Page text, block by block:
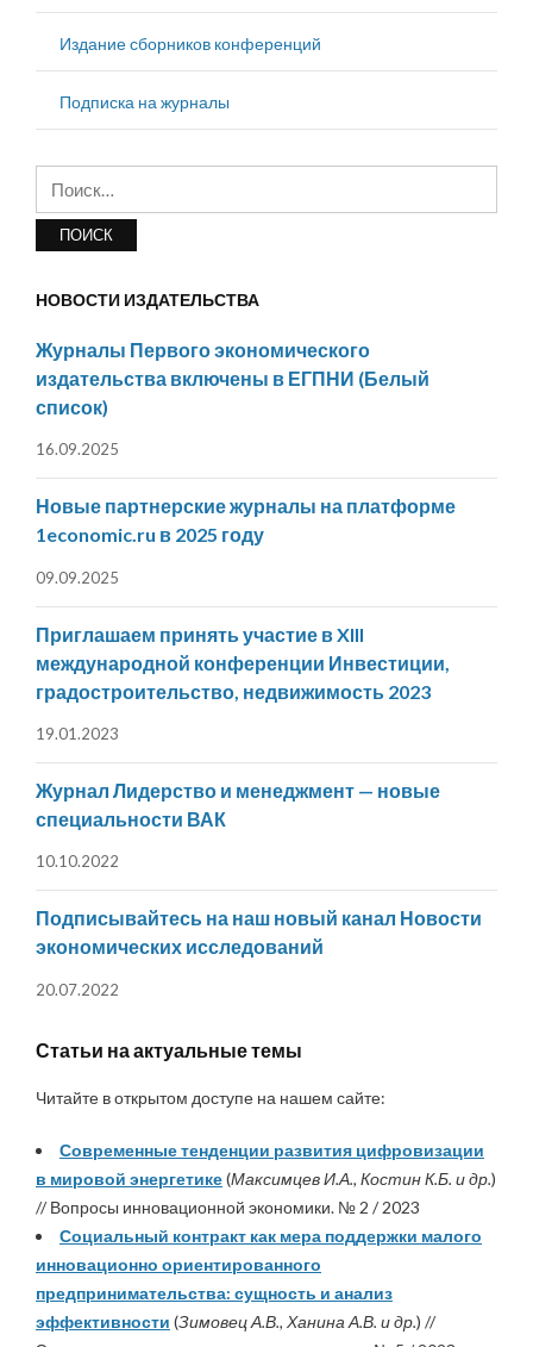
Издание сборников конференций
Подписка на журналы
НОВОСТИ ИЗДАТЕЛЬСТВА
Журналы Первого экономического
издательства включены в ЕГПНИ (Белый
список)
16.09.2025
Новые партнерские журналы на платформе
1economic.ru в 2025 году
09.09.2025
Приглашаем принять участие в XIII
международной конференции Инвестиции,
градостроительство, недвижимость 2023
19.01.2023
Журнал Лидерство и менеджмент — новые
специальности ВАК
10.10.2022
Подписывайтесь на наш новый канал Новости
экономических исследований
20.07.2022
Статьи на актуальные темы
Читайте в открытом доступе на нашем сайте:
Современные тенденции развития цифровизации
в мировой энергетике(Максимцев И.А., Костин К.Б. и др.)
// Вопросы инновационной экономики. № 2 / 2023
Социальный контракт как мера поддержки малого
инновационно ориентированного
предпринимательства: сущность и анализ
эффективности (Зимовец А.В., Ханина А.В. и др.) //